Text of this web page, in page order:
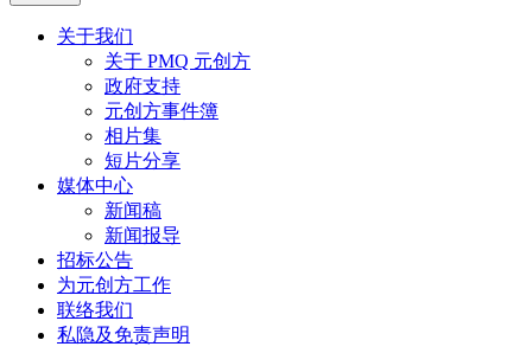
关于我们
关于 PMQ 元创方
政府支持
元创方事件簿
相片集
短片分享
媒体中心
新闻稿
新闻报导
招标公告
为元创方工作
联络我们
私隐及免责声明